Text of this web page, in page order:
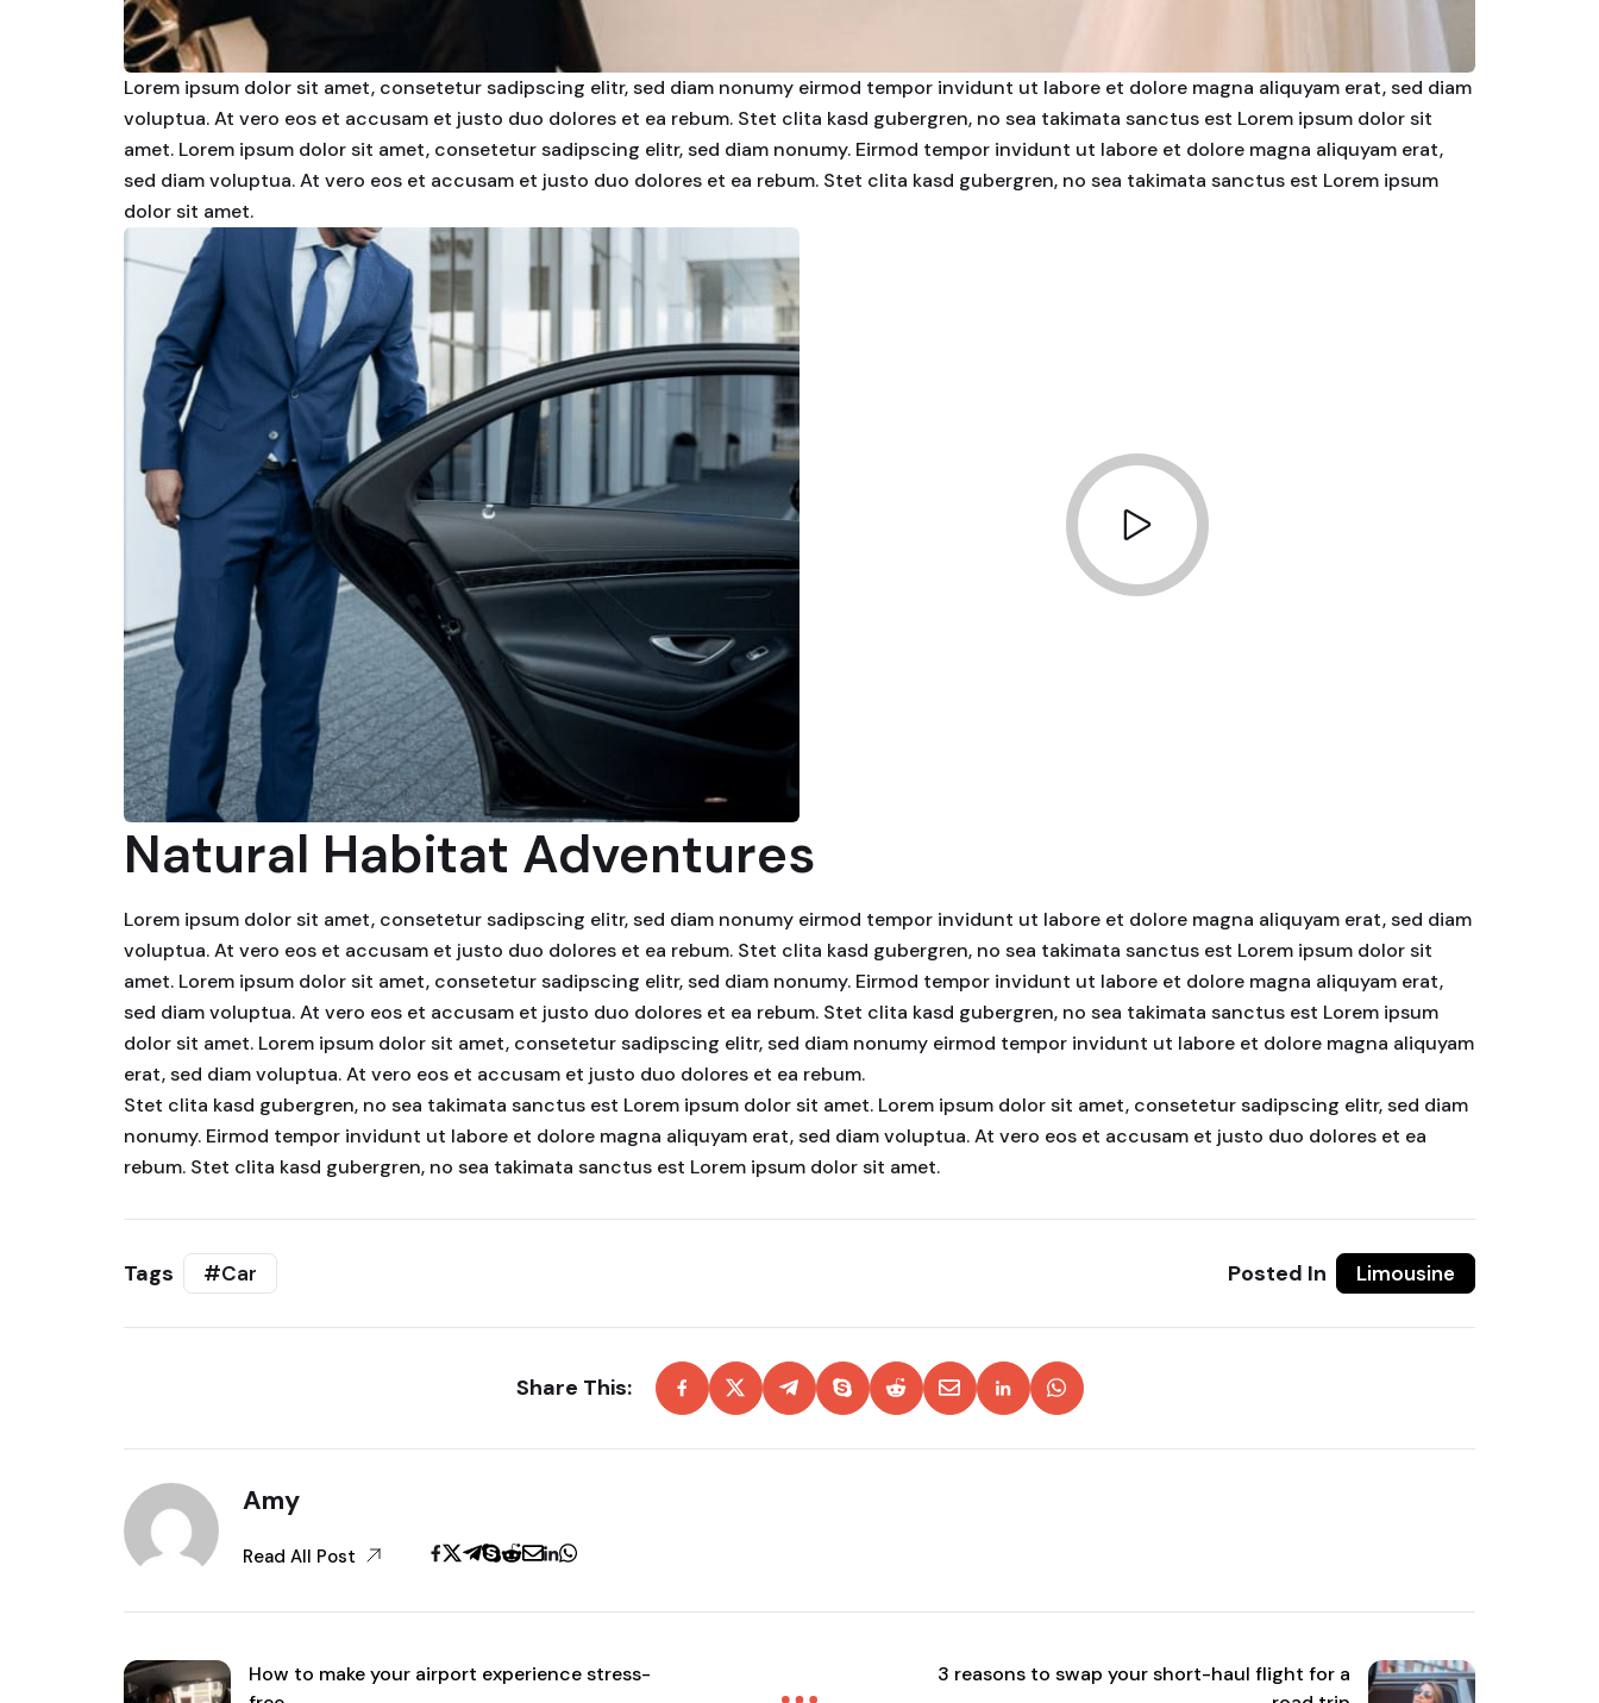
Lorem ipsum dolor sit amet, consetetur sadipscing elitr, sed diam nonumy eirmod tempor invidunt ut labore et dolore magna aliquyam erat, sed diam
voluptua. At vero eos et accusam et justo duo dolores et ea rebum. Stet clita kasd gubergren, no sea takimata sanctus est Lorem ipsum dolor sit
amet. Lorem ipsum dolor sit amet, consetetur sadipscing elitr, sed diam nonumy. Eirmod tempor invidunt ut labore et dolore magna aliquyam erat,
sed diam voluptua. At vero eos et accusam et justo duo dolores et ea rebum. Stet clita kasd gubergren, no sea takimata sanctus est Lorem ipsum
dolor sit amet.
Natural Habitat Adventures
Lorem ipsum dolor sit amet, consetetur sadipscing elitr, sed diam nonumy eirmod tempor invidunt ut labore et dolore magna aliquyam erat, sed diam
voluptua. At vero eos et accusam et justo duo dolores et ea rebum. Stet clita kasd gubergren, no sea takimata sanctus est Lorem ipsum dolor sit
amet. Lorem ipsum dolor sit amet, consetetur sadipscing elitr, sed diam nonumy. Eirmod tempor invidunt ut labore et dolore magna aliquyam erat,
sed diam voluptua. At vero eos et accusam et justo duo dolores et ea rebum. Stet clita kasd gubergren, no sea takimata sanctus est Lorem ipsum
dolor sit amet. Lorem ipsum dolor sit amet, consetetur sadipscing elitr, sed diam nonumy eirmod tempor invidunt ut labore et dolore magna aliquyam
erat, sed diam voluptua. At vero eos et accusam et justo duo dolores et ea rebum.
Stet clita kasd gubergren, no sea takimata sanctus est Lorem ipsum dolor sit amet. Lorem ipsum dolor sit amet, consetetur sadipscing elitr, sed diam
nonumy. Eirmod tempor invidunt ut labore et dolore magna aliquyam erat, sed diam voluptua. At vero eos et accusam et justo duo dolores et ea
rebum. Stet clita kasd gubergren, no sea takimata sanctus est Lorem ipsum dolor sit amet.
Tags #Car Posted In Limousine
Share This:
Amy
Read All Post
How to make your airport experience stress-
3 reasons to swap your short-haul flight for a